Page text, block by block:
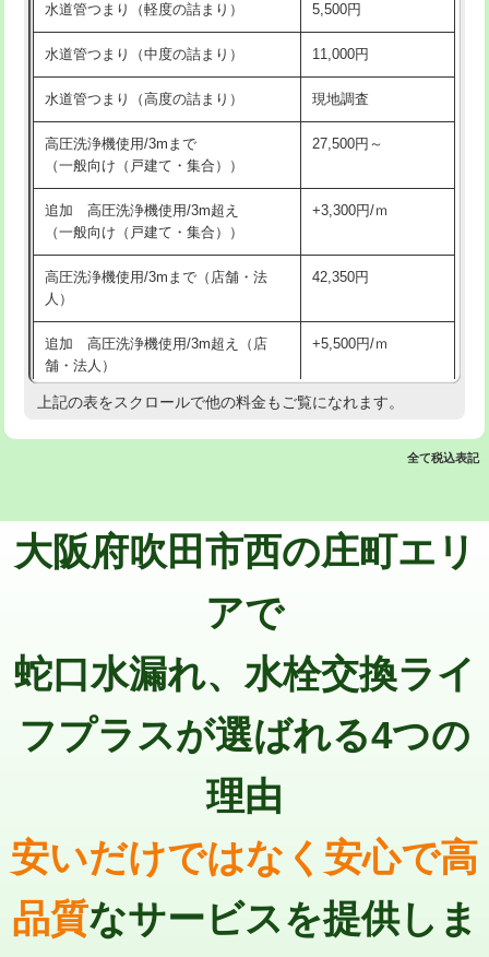
洗面台設置 38,500円
化粧台設置 22,000円
追加人工 16,500円
廃棄・処分 現場見積
※給水管工事は20mmまでの価格です。
交換・取付(排水栓・排水トラップ
22,000円+材料費
持込商品取付（混合水栓）
持込商品取付（浄水器・分岐水栓） 16,500円
業）
排水管工事（追加 排水管工事/3ｍ超
え）
マス交換（土の掘削・埋め戻し作業） 11,000円~
マス交換（深さ50㎝以上） 66,000円
コンクリート斫り（厚さ10㎝超え）
モルタル補修（厚さ10㎝まで） 27,500円
モルタル補修（厚さ10㎝超え）
追加人工 16,500円
水道管つまり（軽度の詰まり） 5,500円
水道管つまり（中度の詰まり） 11,000円
水道管つまり（高度の詰まり） 現地調査
高圧洗浄機使用/3mまで
（一般向け（戸建て・集合））
27,500円～
追加 高圧洗浄機使用/3m超え
（一般向け（戸建て・集合））
+3,300円/ｍ
高圧洗浄機使用/3mまで（店舗・法
人）
42,350円
追加 高圧洗浄機使用/3m超え（店
舗・法人）
+5,500円/ｍ
高度高圧洗浄換 現地調査
追加トーラー機使用/3m超え +3,300円
止水・漏水調査・防水処理・清掃・修
11,000円
止水・漏水調査・防水処理・清掃・修
22,000円
止水・漏水調査・防水処理・清掃・修
その他部品の脱着 8,800円～
交換・取付（タンク） 22,000円+材料費
上記の表をスクロールで他の料金もご覧になれます。
全て税込表記
大阪府吹田市西の庄町エリ
アで
蛇口水漏れ、水栓交換ライ
フプラスが選ばれる4つの
理由
安いだけではなく安心で高
品質なサービスを提供しま